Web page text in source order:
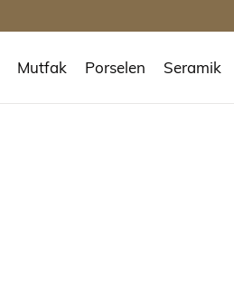
Mutfak Porselen Seramik